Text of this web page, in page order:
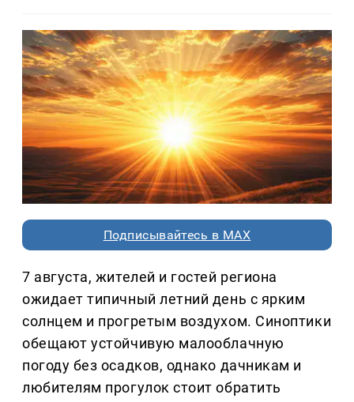
Подписывайтесь в MAX
7 августа, жителей и гостей региона
ожидает типичный летний день с ярким
солнцем и прогретым воздухом. Синоптики
обещают устойчивую малооблачную
погоду без осадков, однако дачникам и
любителям прогулок стоит обратить